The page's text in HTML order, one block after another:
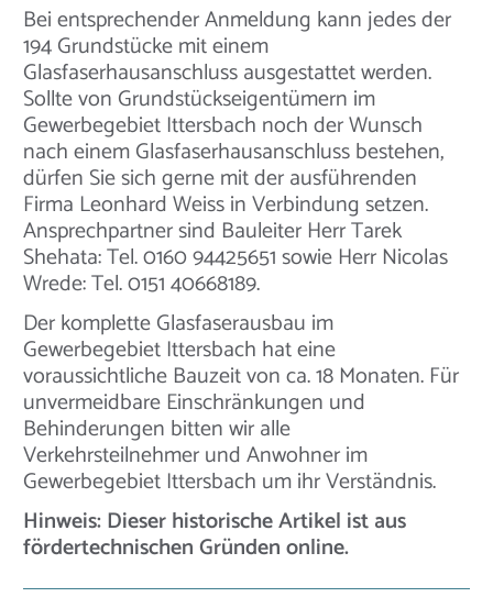
Bei entsprechender Anmeldung kann jedes der
194 Grundstücke mit einem
Glasfaserhausanschluss ausgestattet werden.
Sollte von Grundstückseigentümern im
Gewerbegebiet Ittersbach noch der Wunsch
nach einem Glasfaserhausanschluss bestehen,
dürfen Sie sich gerne mit der ausführenden
Firma Leonhard Weiss in Verbindung setzen.
Ansprechpartner sind Bauleiter Herr Tarek
Shehata: Tel. 0160 94425651 sowie Herr Nicolas
Wrede: Tel. 0151 40668189.
Der komplette Glasfaserausbau im
Gewerbegebiet Ittersbach hat eine
voraussichtliche Bauzeit von ca. 18 Monaten. Für
unvermeidbare Einschränkungen und
Behinderungen bitten wir alle
Verkehrsteilnehmer und Anwohner im
Gewerbegebiet Ittersbach um ihr Verständnis.
Hinweis: Dieser historische Artikel ist aus
fördertechnischen Gründen online.